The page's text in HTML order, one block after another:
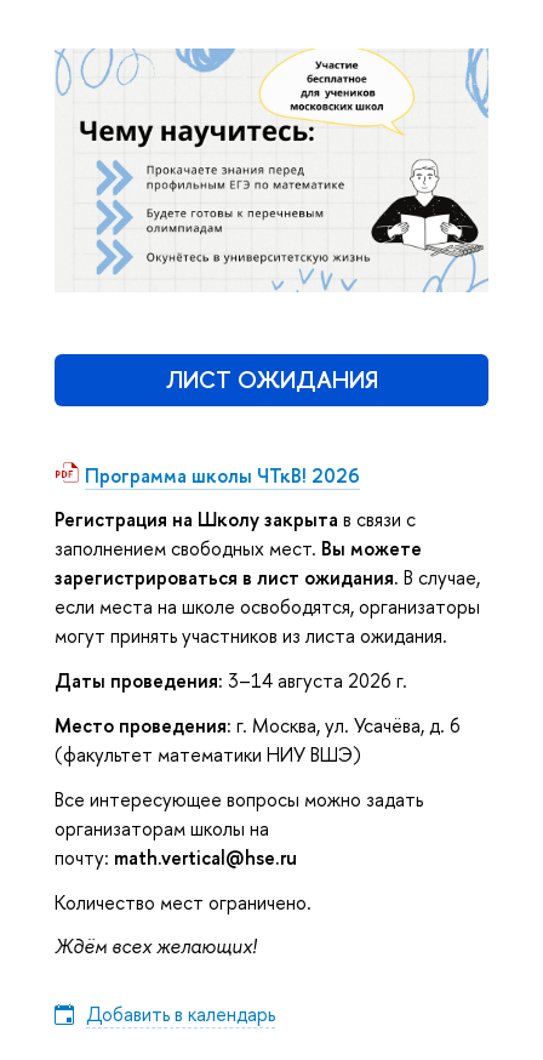
ЛИСТ ОЖИДАНИЯ
Программа школы ЧТкВ! 2026
Регистрация на Школу закрыта в связи с
заполнением свободных мест. Вы можете
зарегистрироваться в лист ожидания. В случае,
если места на школе освободятся, организаторы
могут принять участников из листа ожидания.
Даты проведения: 3–14 августа 2026 г.
Место проведения: г. Москва, ул. Усачёва, д. 6
(факультет математики НИУ ВШЭ)
Все интересующее вопросы можно задать
организаторам школы на
почту: math.vertical@hse.ru
Количество мест ограничено.
Ждём всех желающих!
Добавить в календарь